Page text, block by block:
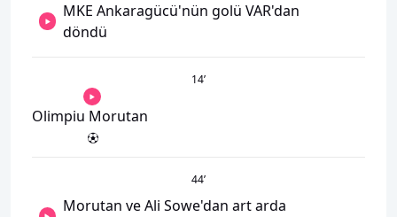
MKE Ankaragücü'nün golü VAR'dan
döndü
14’
Olimpiu Morutan
44’
Morutan ve Ali Sowe'dan art arda